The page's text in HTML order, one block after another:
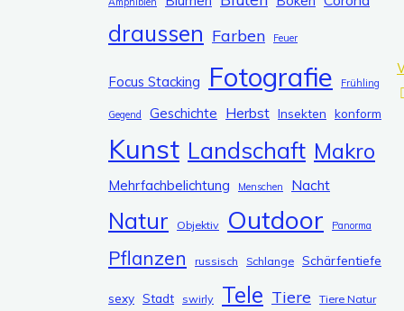
t
e
o
r
e
n
draussen Farben Feuer
Focus Stacking Fotografie Frühling
Gegend Geschichte Herbst Insekten konform
Kunst Landschaft Makro
Mehrfachbelichtung Menschen Nacht
Natur Objektiv Outdoor Panorma
Pflanzen russisch Schlange Schärfentiefe
sexy Stadt swirly Tele Tiere Tiere Natur